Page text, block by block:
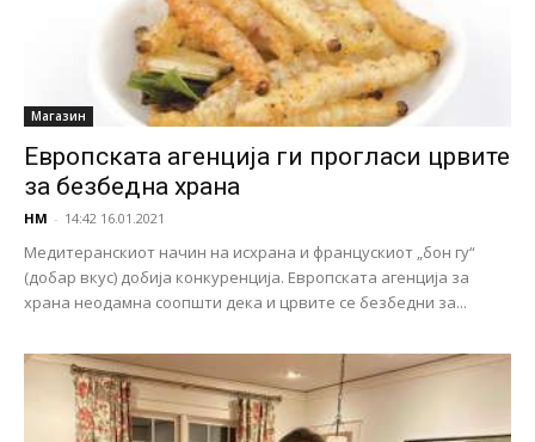
Магазин
Европската агенција ги прогласи црвите
за безбедна храна
НМ - 14:42 16.01.2021
Медитеранскиот начин на исхрана и францускиот „бон гу“
(добар вкус) добија конкуренција. Европската агенција за
храна неодамна соопшти дека и црвите се безбедни за...